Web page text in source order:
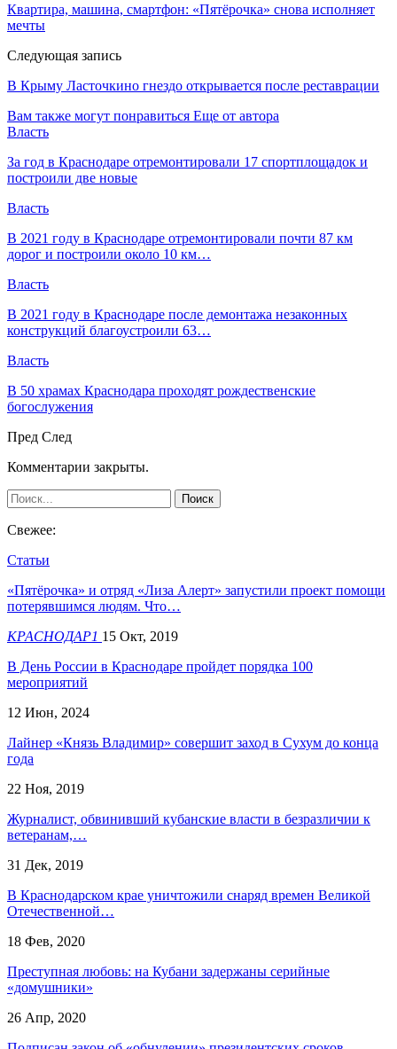
Квартира, машина, смартфон: «Пятёрочка» снова исполняет
мечты
Следующая запись
В Крыму Ласточкино гнездо открывается после реставрации
Вам также могут понравиться Еще от автора
Власть
За год в Краснодаре отремонтировали 17 спортплощадок и
построили две новые
Власть
В 2021 году в Краснодаре отремонтировали почти 87 км
дорог и построили около 10 км…
Власть
В 2021 году в Краснодаре после демонтажа незаконных
конструкций благоустроили 63…
Власть
В 50 храмах Краснодара проходят рождественские
богослужения
Пред След
Комментарии закрыты.
Свежее:
Статьи
«Пятёрочка» и отряд «Лиза Алерт» запустили проект помощи
потерявшимся людям. Что…
КРАСНОДАР1 15 Окт, 2019
В День России в Краснодаре пройдет порядка 100
мероприятий
12 Июн, 2024
Лайнер «Князь Владимир» совершит заход в Сухум до конца
года
22 Ноя, 2019
Журналист, обвинивший кубанские власти в безразличии к
ветеранам,…
31 Дек, 2019
В Краснодарском крае уничтожили снаряд времен Великой
Отечественной…
18 Фев, 2020
Преступная любовь: на Кубани задержаны серийные
«домушники»
26 Апр, 2020